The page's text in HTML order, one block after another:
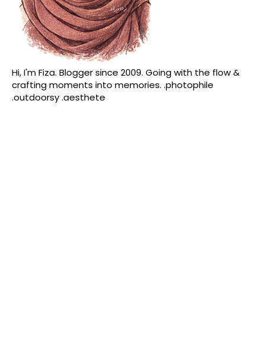
Hi, I'm Fiza. Blogger since 2009. Going with the flow &
crafting moments into memories. .photophile
.outdoorsy .aesthete